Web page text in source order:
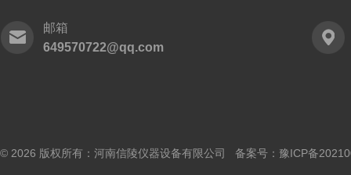
邮箱
649570722@qq.com
© 2026 版权所有：河南信陵仪器设备有限公司 备案号： 豫ICP备